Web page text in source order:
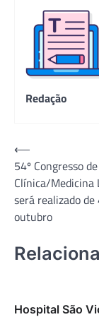
Redação
Navegação
de
Post
⟵
54º Congresso
Clínica/Medicina
será realizado de
outubro
Hospital São